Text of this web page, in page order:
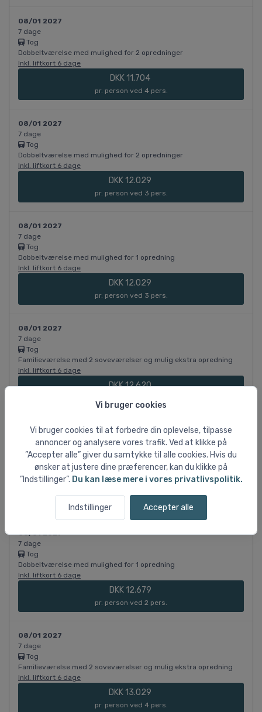
Vi bruger cookies
Vi bruger cookies til at forbedre din oplevelse, tilpasse
annoncer og analysere vores trafik. Ved at klikke på
”Accepter alle” giver du samtykke til alle cookies. Hvis du
ønsker at justere dine præferencer, kan du klikke på
”Indstillinger”. Du kan læse mere i vores privatlivspolitik.
Indstillinger Accepter alle
08/01 2027
7 dage
Tog
Dobbeltværelse med mulighed for 2 opredninger
Inkl. liftkort 6 dage
DKK 11.704
pr. person ved 4 pers.
08/01 2027
7 dage
Tog
Dobbeltværelse med mulighed for 2 opredninger
Inkl. liftkort 6 dage
DKK 12.029
pr. person ved 3 pers.
08/01 2027
7 dage
Tog
Dobbeltværelse med mulighed for 1 opredning
Inkl. liftkort 6 dage
DKK 12.029
pr. person ved 3 pers.
08/01 2027
7 dage
Tog
Familieværelse med 2 soveværelser og mulig ekstra opredning
Inkl. liftkort 6 dage
DKK 12.620
08/01 2027
7 dage
Tog
Dobbeltværelse
Inkl. liftkort 6 dage
08/01 2027
7 dage
Tog
Dobbeltværelse med mulighed for 1 opredning
Inkl. liftkort 6 dage
DKK 12.679
pr. person ved 2 pers.
08/01 2027
7 dage
Tog
Familieværelse med 2 soveværelser og mulig ekstra opredning
Inkl. liftkort 6 dage
DKK 13.029
pr. person ved 4 pers.